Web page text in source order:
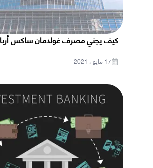
كيف يجني مصرف غولدمان ساكس
17 مايو ، 2021